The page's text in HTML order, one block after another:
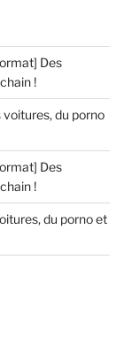
Des
!
voitures, du porno
Des
!
du porno et